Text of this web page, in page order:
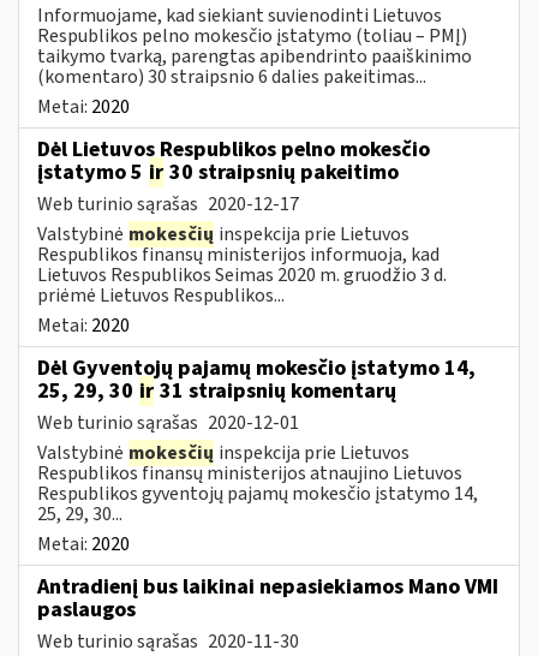
Informuojame, kad siekiant suvienodinti Lietuvos
Respublikos pelno mokesčio įstatymo (toliau – PMĮ)
taikymo tvarką, parengtas apibendrinto paaiškinimo
(komentaro) 30 straipsnio 6 dalies pakeitimas...
Metai: 2020
Dėl Lietuvos Respublikos pelno mokesčio
įstatymo 5 ir 30 straipsnių pakeitimo
Web turinio sąrašas 2020-12-17
Valstybinė mokesčių inspekcija prie Lietuvos
Respublikos finansų ministerijos informuoja, kad
Lietuvos Respublikos Seimas 2020 m. gruodžio 3 d.
priėmė Lietuvos Respublikos...
Metai: 2020
Dėl Gyventojų pajamų mokesčio įstatymo 14,
25, 29, 30 ir 31 straipsnių komentarų
Web turinio sąrašas 2020-12-01
Valstybinė mokesčių inspekcija prie Lietuvos
Respublikos finansų ministerijos atnaujino Lietuvos
Respublikos gyventojų pajamų mokesčio įstatymo 14,
25, 29, 30...
Metai: 2020
Antradienį bus laikinai nepasiekiamos Mano VMI
paslaugos
Web turinio sąrašas 2020-11-30